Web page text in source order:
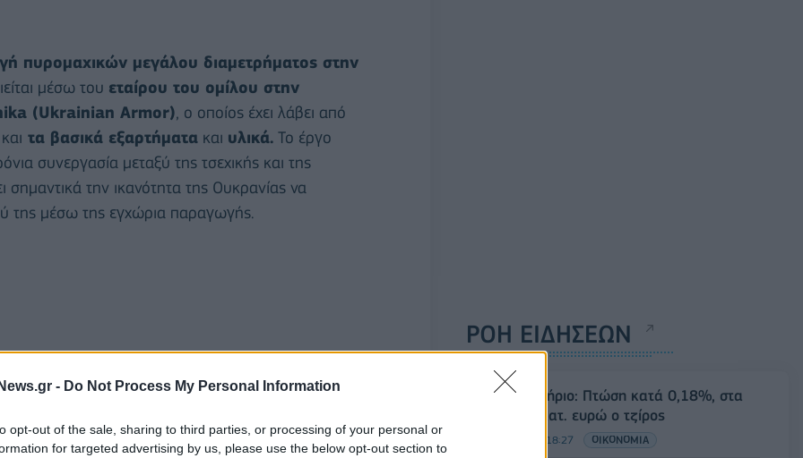
- Do Not Process My Personal Information
opt-out of the sale, sharing to third parties, or processing of your personal or
for targeted advertising by us, please use the below opt-out section to
πυρομαχικών μεγάλου διαμετρήματος στην
μέσω του εταίρου του ομίλου στην
(Ukrainian Armor) , ο οποίος έχει λάβει από
και τα βασικά εξαρτήματα και υλικά. Το έργο
συνεργασία μεταξύ της τσεχικής και της
σημαντικά την ικανότητα της Ουκρανίας να
της μέσω της εγχώρια παραγωγής.
ΡΟΗ ΕΙΔΗΣΕΩΝ
Χρηματιστήριο: Πτώση κατά 0,18%, στα
315,71 εκατ. ευρώ ο τζίρος
05/08/2026 - 18:27 ΟΙΚΟΝΟΜΙΑ